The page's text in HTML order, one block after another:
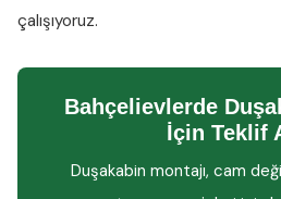
çalışıyoruz.
Bahçelievlerde
İçin Teklif
Duşakabin montajı, cam